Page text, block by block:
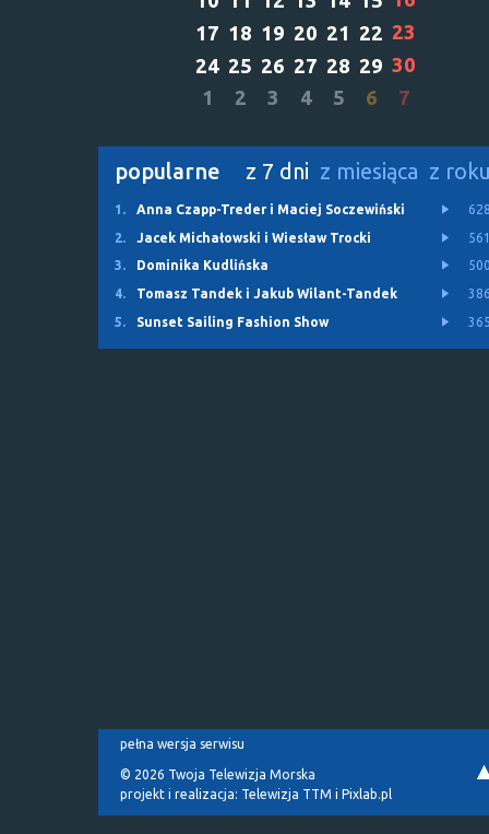
17 18 19 20 21 22 23
24 25 26 27 28 29 30
1
2 3 4 5 6 7
popularne z 7 dni z miesiąca z
1. Anna Czapp-Treder i Maciej Soczewiński
2.
Jacek Michałowski i Wiesław Trocki
3.
Dominika Kudlińska
4.
Tomasz Tandek i Jakub Wilant-Tandek
5.
Sunset Sailing Fashion Show
pełna wersja serwisu
© 2026 Twoja Telewizja Morska
projekt i realizacja: Telewizja TTM i Pixlab.pl